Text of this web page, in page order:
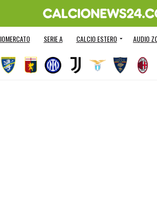
SERIE A CALCIO ESTERO AUDIO